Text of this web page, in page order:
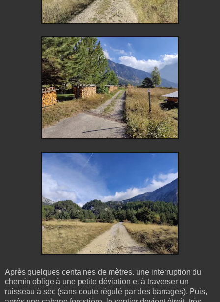
Après quelques centaines de mètres, une interruption du
chemin oblige à une petite déviation et à traverser un
ruisseau à sec (sans doute régulé par des barrages). Puis,